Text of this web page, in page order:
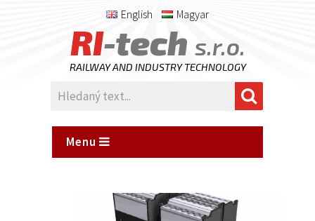
English Magyar
RI-tech s.r.o.
RAILWAY AND INDUSTRY TECHNOLOGY
Menu